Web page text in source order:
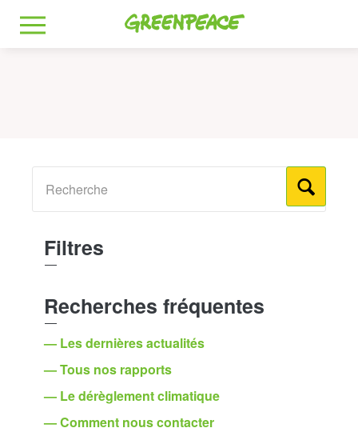
Greenpeace
MENU
Filtres
Recherches fréquentes
— Les dernières actualités
— Tous nos rapports
— Le dérèglement climatique
— Comment nous contacter